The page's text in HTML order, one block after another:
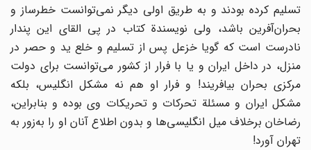
تسلیم کرده بودند و به طریق اولی دیگر نمی‌توانست خطرساز و
بحران‌آفرین باشد، ولی نویسندة کتاب در پی القای این پندار
نادرست است که گویا خزعل پس از تسلیم و خلع ید و حصر در
منزل، در داخل ایران و یا با فرار از کشور می‌توانست برای دولت
مرکزی بحران بیافریند! و فرار او هم نه مشکل انگلیس، بلکه
مشکل ایران و مسئلة تحرکات و تحریکات وی بوده و بنابراین،
رضاخان برخلاف میل انگلیسی‌ها و بدون اطلاع آنان او را به‌زور به
تهران آورد!